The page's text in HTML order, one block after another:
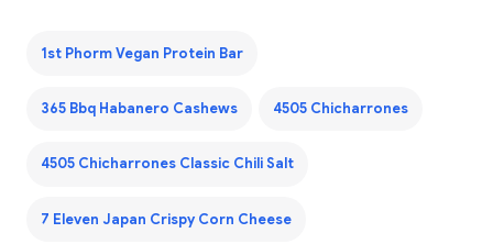
1st Phorm Vegan Protein Bar
365 Bbq Habanero Cashews 4505 Chicharrones
4505 Chicharrones Classic Chili Salt
7 Eleven Japan Crispy Corn Cheese